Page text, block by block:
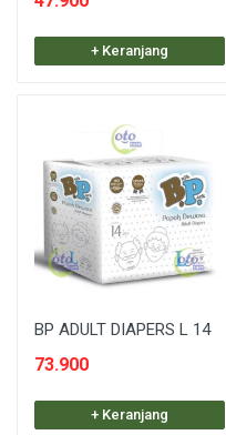
+ Keranjang
BP ADULT DIAPERS L 14
73.900
+ Keranjang